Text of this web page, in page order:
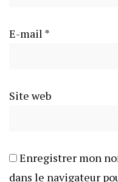
E-mail *
Site web
Enregistrer mon
dans le navigateur